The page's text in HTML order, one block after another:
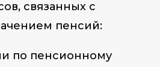
связанных с
пенсий:
по пенсионному